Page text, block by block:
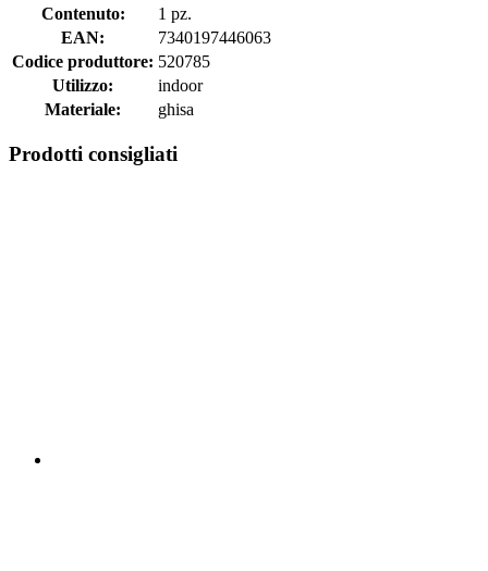
Contenuto:
1 pz.
EAN:
7340197446063
Codice produttore: 520785
Utilizzo:
indoor
Materiale:
ghisa
Prodotti consigliati